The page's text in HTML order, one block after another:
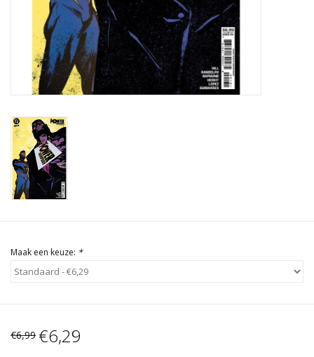
Maak een keuze: *
€6,99 €6,29